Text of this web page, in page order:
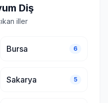
Diş
iller
Bursa 6
Sakarya 5